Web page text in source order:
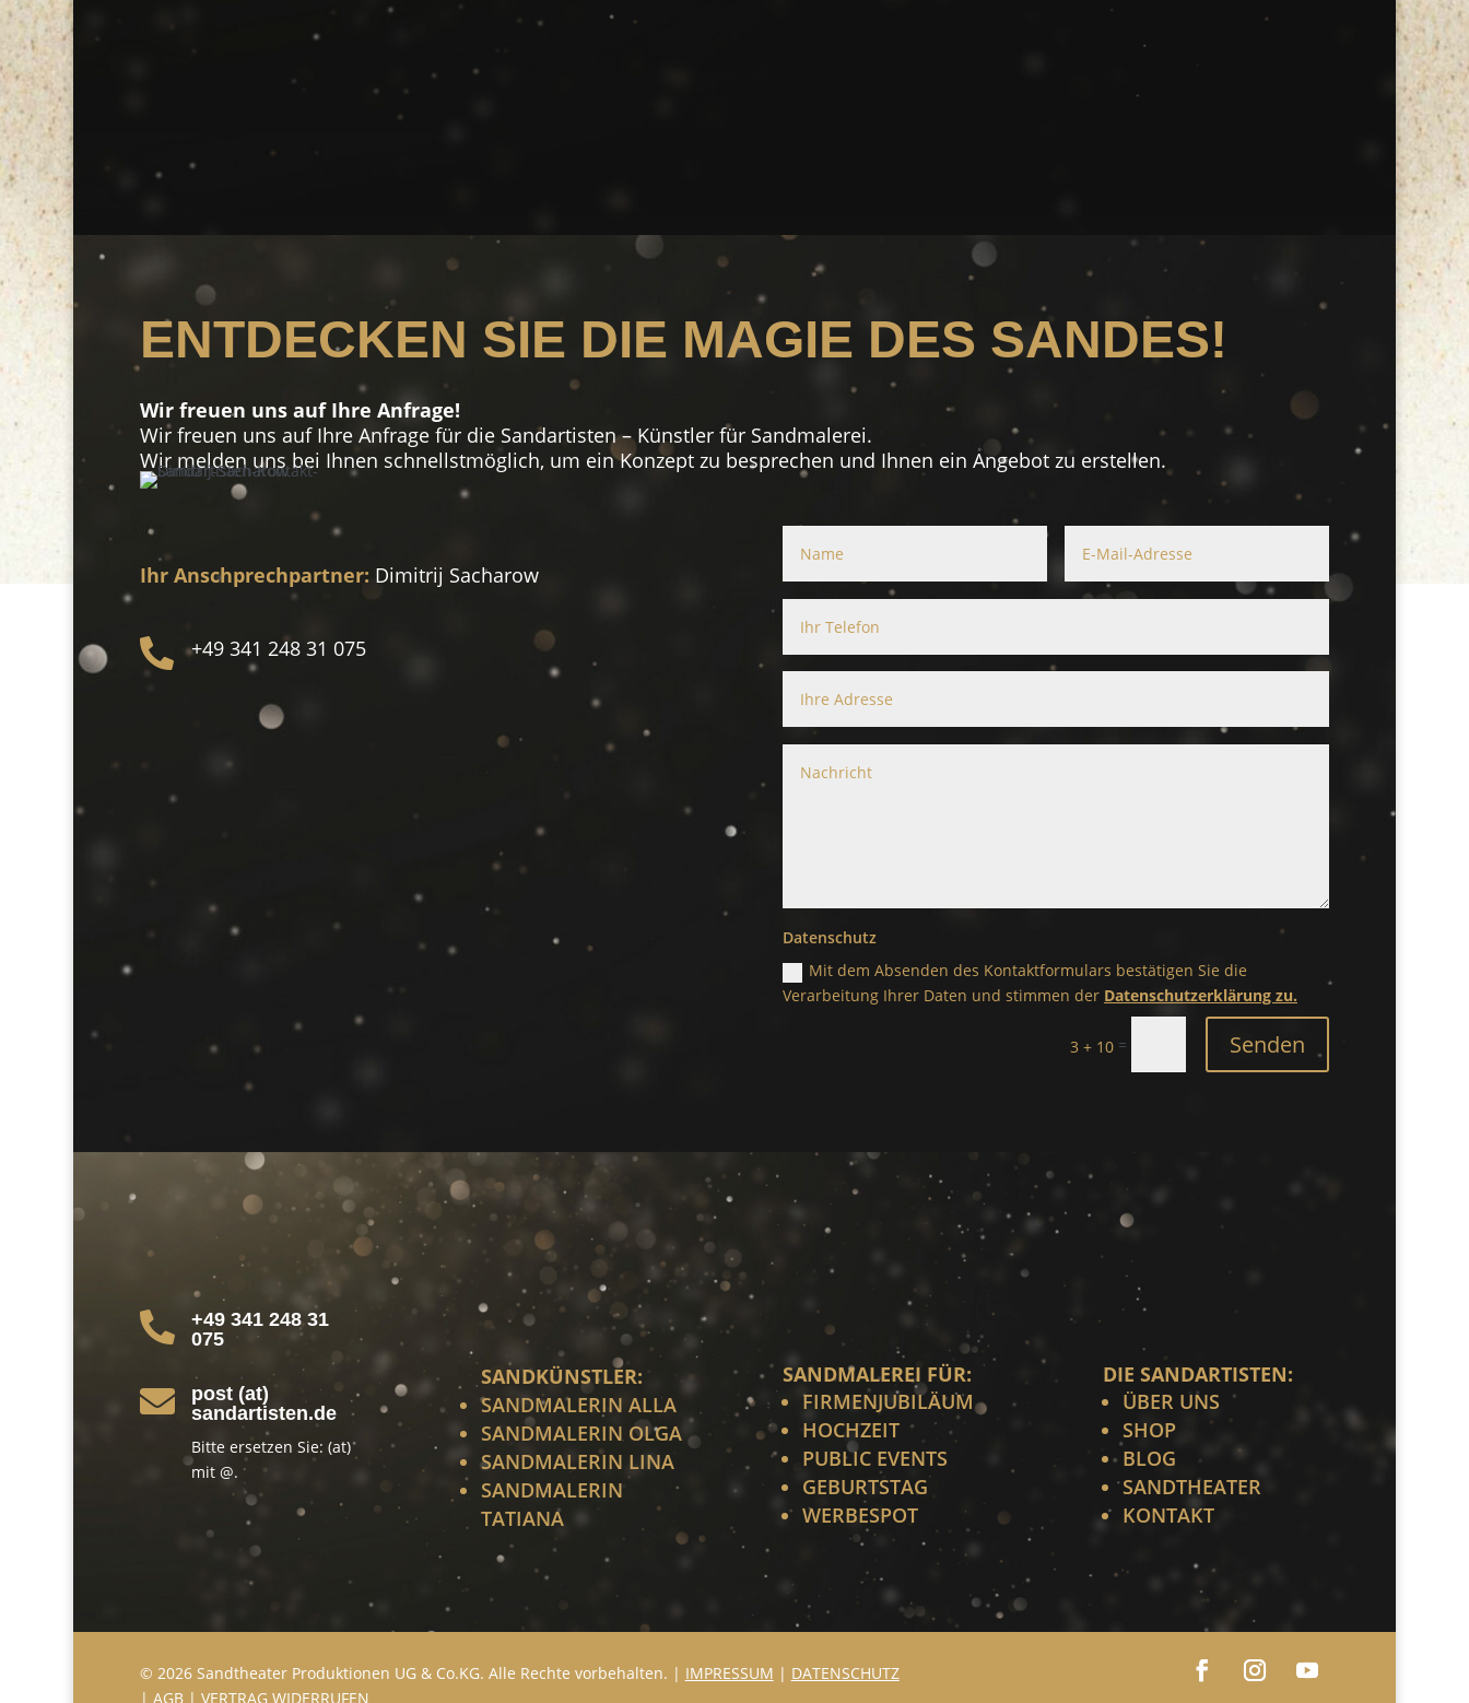
ENTDECKEN SIE DIE MAGIE DES SANDES!
Wir freuen uns auf Ihre Anfrage!
Wir freuen uns auf Ihre Anfrage für die Sandartisten – Künstler für Sandmalerei.
Wir melden uns bei Ihnen schnellstmöglich, um ein Konzept zu besprechen und Ihnen ein Angebot zu erstellen.
Ihr Anschprechpartner: Dimitrij Sacharow
 +49 341 248 31 075
Datenschutz
Mit dem Absenden des Kontaktformulars bestätigen Sie die
Verarbeitung Ihrer Daten und stimmen der Datenschutzerklärung zu.
3 + 10 = Senden

+49 341 248 31
075

post (at)
sandartisten.de
Bitte ersetzen Sie: (at)
mit @.
SANDKÜNSTLER:
SANDMALERIN ALLA
SANDMALERIN OLGA
SANDMALERIN LINA
SANDMALERIN
TATIANA
SANDMALEREI FÜR:
FIRMENJUBILÄUM
HOCHZEIT
PUBLIC EVENTS
GEBURTSTAG
WERBESPOT
DIE SANDARTISTEN:
ÜBER UNS
SHOP
BLOG
SANDTHEATER
KONTAKT
© 2026 Sandtheater Produktionen UG & Co.KG. Alle Rechte vorbehalten. | IMPRESSUM | DATENSCHUTZ
| AGB| VERTRAG WIDERRUFEN